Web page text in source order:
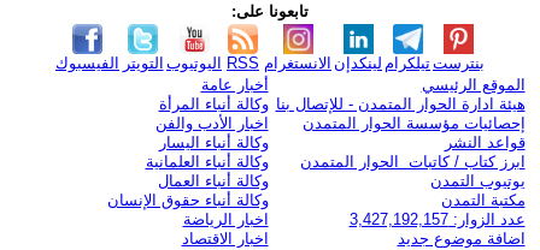
تابعونا على:
الفيسبوك التويتر اليوتيوب RSS الانستغرام لينكدإن تيلكرامبنترست
الموقع الرئيسي
هيئة ادارة الحوار المتمدن - للإتصال بنا
إحصائيات مؤسسة الحوار المتمدن
قواعد النشر
ابرز كتاب / كاتبات الحوار المتمدن
يوتيوب التمدن
مكتبة التمدن
عدد الزوار: 3,427,192,157
اضافة موضوع جديد
أخبار عامة
وكالة أنباء المرأة
اخبار الأدب والفن
وكالة أنباء اليسار
وكالة أنباء العلمانية
وكالة أنباء العمال
وكالة أنباء حقوق الإنسان
اخبار الرياضة
اخبار الاقتصاد